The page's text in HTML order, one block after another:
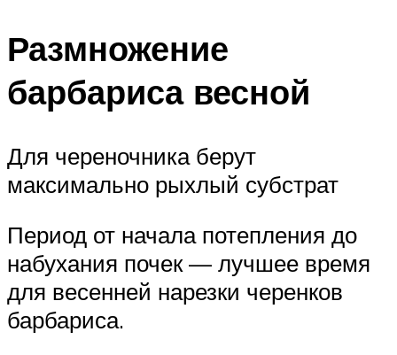
Размножение
барбариса весной
Для череночника берут
максимально рыхлый субстрат
Период от начала потепления до
набухания почек — лучшее время
для весенней нарезки черенков
барбариса.